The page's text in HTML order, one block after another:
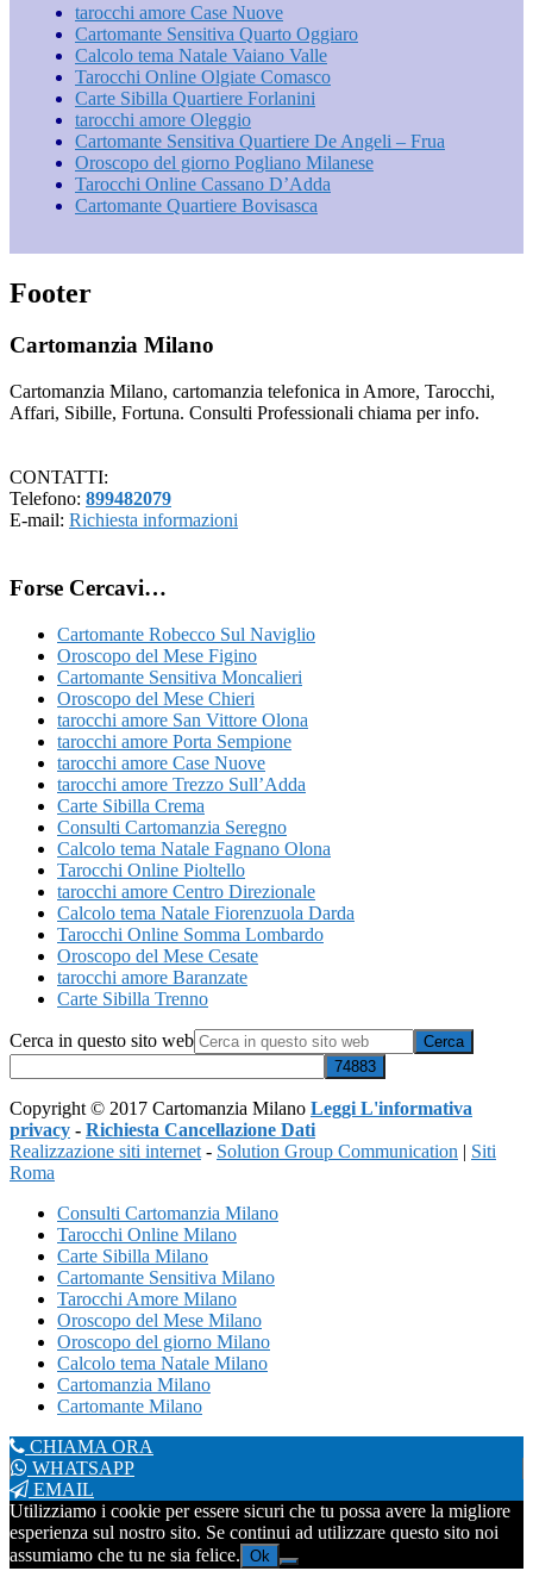
tarocchi amore Case Nuove
Cartomante Sensitiva Quarto Oggiaro
Calcolo tema Natale Vaiano Valle
Tarocchi Online Olgiate Comasco
Carte Sibilla Quartiere Forlanini
tarocchi amore Oleggio
Cartomante Sensitiva Quartiere De Angeli – Frua
Oroscopo del giorno Pogliano Milanese
Tarocchi Online Cassano D’Adda
Cartomante Quartiere Bovisasca
Footer
Cartomanzia Milano
Cartomanzia Milano, cartomanzia telefonica in Amore, Tarocchi,
Affari, Sibille, Fortuna. Consulti Professionali chiama per info.
CONTATTI:
Telefono: 899482079
E-mail: Richiesta informazioni
Forse Cercavi…
Cartomante Robecco Sul Naviglio
Oroscopo del Mese Figino
Cartomante Sensitiva Moncalieri
Oroscopo del Mese Chieri
tarocchi amore San Vittore Olona
tarocchi amore Porta Sempione
tarocchi amore Case Nuove
tarocchi amore Trezzo Sull’Adda
Carte Sibilla Crema
Consulti Cartomanzia Seregno
Calcolo tema Natale Fagnano Olona
Tarocchi Online Pioltello
tarocchi amore Centro Direzionale
Calcolo tema Natale Fiorenzuola Darda
Tarocchi Online Somma Lombardo
Oroscopo del Mese Cesate
tarocchi amore Baranzate
Carte Sibilla Trenno
Cerca in questo sito web
Copyright © 2017 Cartomanzia Milano Leggi L'informativa
privacy - Richiesta Cancellazione Dati
Realizzazione siti internet - Solution Group Communication | Siti
Roma
Consulti Cartomanzia Milano
Tarocchi Online Milano
Carte Sibilla Milano
Cartomante Sensitiva Milano
Tarocchi Amore Milano
Oroscopo del Mese Milano
Oroscopo del giorno Milano
Calcolo tema Natale Milano
Cartomanzia Milano
Cartomante Milano
CHIAMA ORA
WHATSAPP
EMAIL
Utilizziamo i cookie per essere sicuri che tu possa avere la migliore
esperienza sul nostro sito. Se continui ad utilizzare questo sito noi
assumiamo che tu ne sia felice. Ok